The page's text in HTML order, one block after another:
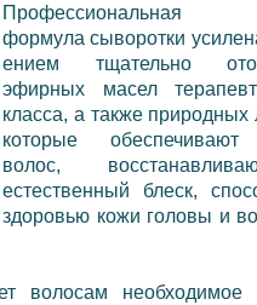
Профессиональная
формула сыворотки
ением тщательно
эфирных масел
класса, а также природных
которые
волос,
естественный блеск,
здоровью кожи головы и
волосам необходимое